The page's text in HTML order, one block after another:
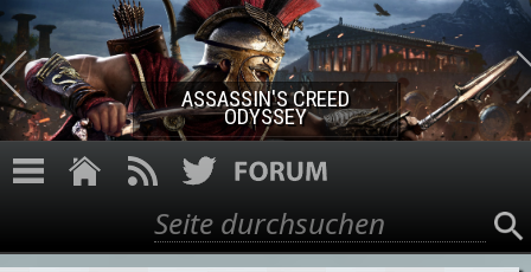
Direkt zum Inhalt
ASSASSIN'S CREED ROGUE
REMASTERED
Suchformular
Suche